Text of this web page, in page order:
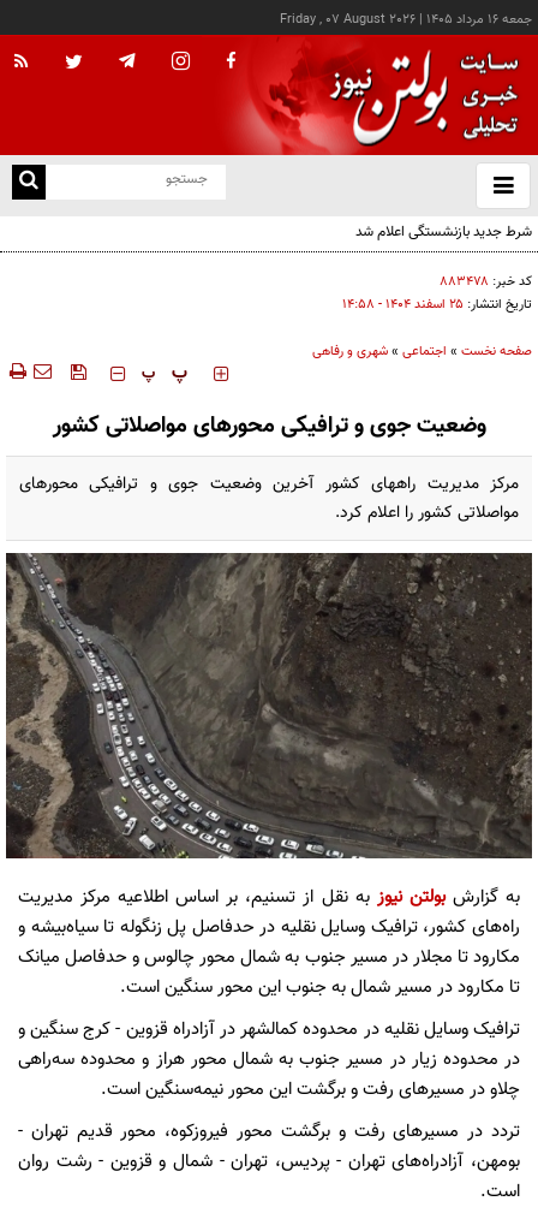
جمعه ۱۶ مرداد ۱۴۰۵ |
Friday , 07 August 2026
باز
و
شرط جدید بازنشستگی اعلام شد
کد خبر: ۸۸۳۴۷۸
تاریخ انتشار: ۲۵ اسفند ۱۴۰۴ - ۱۴:۵۸
صفحه نخست » اجتماعی »شهری و رفاهی
‍‍‍ پ پ
وضعیت جوی و ترافیکی محورهای مواصلاتی کشور
مرکز مدیریت راههای کشور آخرین وضعیت جوی و ترافیکی محورهای
مواصلاتی کشور را اعلام کرد.
به گزارشبولتن نیوز به نقل از تسنیم، بر اساس اطلاعیه مرکز مدیریت
راه‌های کشور، ترافیک وسایل نقلیه در حدفاصل پل زنگوله تا سیاه‌بیشه و
مکارود تا مجلار در مسیر جنوب به شمال محور چالوس و حدفاصل میانک
تا مکارود در مسیر شمال به جنوب این محور سنگین است.
ترافیک وسایل نقلیه در محدوده کمالشهر در آزادراه قزوین - کرج سنگین و
در محدوده زیار در مسیر جنوب به شمال محور هراز و محدوده سه‌راهی
چلاو در مسیرهای رفت و برگشت این محور نیمه‌سنگین است.
تردد در مسیرهای رفت و برگشت محور فیروزکوه، محور قدیم تهران -
بومهن، آزادراه‌های تهران - پردیس، تهران - شمال و قزوین - رشت روان
است.